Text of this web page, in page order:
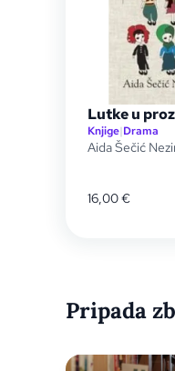
Lutke u
Knjige|Drama
Aida Šečić
16,00€
Pripada